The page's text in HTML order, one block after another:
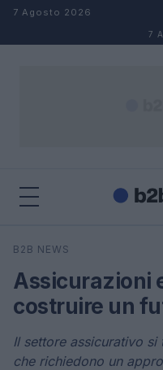
Salta al contenuto
7 Agosto 2026
7
Cerca
B2B NEWS
Assicurazioni
costruire un
Il settore assicurativo
che richiedono un